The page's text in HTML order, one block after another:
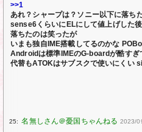
>>1
あれ？シャープは？ソニー以下に落ち
sense6くらいにELにして値上げした
落ちたのは笑ったが
いまも独自IME搭載してるのかな
Androidは標準IMEのG-boardが酷すぎ
代替もATOKはサブスクで使いにくい
25: 2023/